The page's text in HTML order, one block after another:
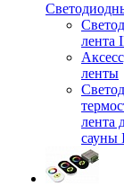
лента
ленты
лента
сауны